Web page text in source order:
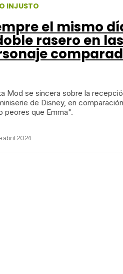
INJUSTO
el mismo
rasero en
Mod se sincera sobre la
de Disney, en
peores que Emma".
abril 2024